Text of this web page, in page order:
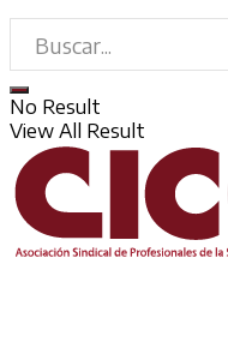
No Result
View All Result